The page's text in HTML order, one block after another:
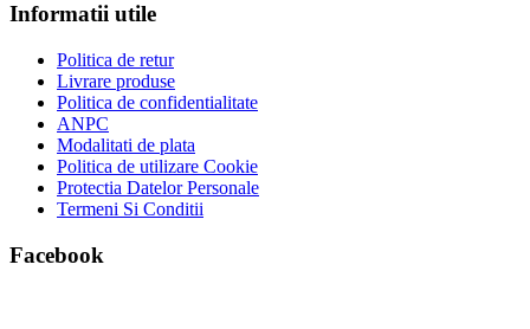
Informatii utile
Politica de retur
Livrare produse
Politica de confidentialitate
ANPC
Modalitati de plata
Politica de utilizare Cookie
Protectia Datelor Personale
Termeni Si Conditii
Facebook